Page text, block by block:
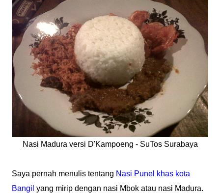
Nasi Madura versi D'Kampoeng - SuTos Surabaya
Saya pernah menulis tentang Nasi Punel khas kota
Bangil yang mirip dengan nasi Mbok atau nasi Madura.